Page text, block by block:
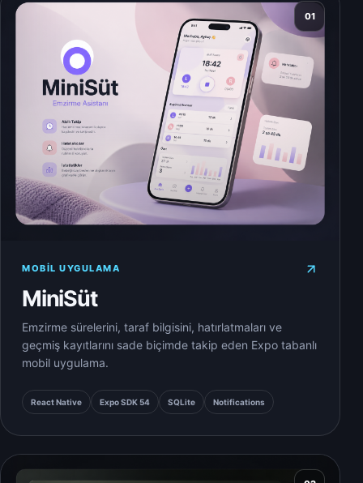
01
MOBIL UYGULAMA
MiniSüt
Emzirme sürelerini, taraf bilgisini, hatırlatmaları ve
geçmiş kayıtlarını sade biçimde takip eden Expo tabanlı
mobil uygulama.
React Native Expo SDK 54 SQLite Notifications